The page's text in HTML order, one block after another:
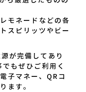
モネードなどの各
スピリッツやビー
が完備してあり
もぜひご利用く
子マネー、QRコ
ます。